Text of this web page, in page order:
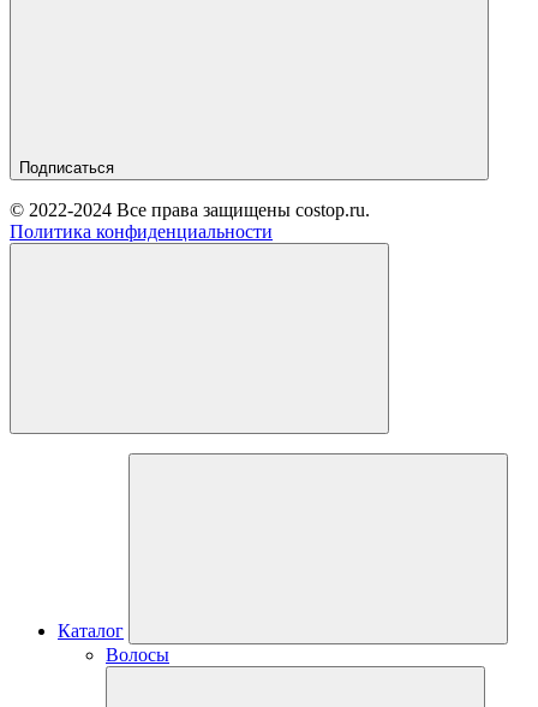
Подписаться
© 2022-2024 Все права защищены costop.ru.
Политика конфиденциальности
Каталог
Волосы